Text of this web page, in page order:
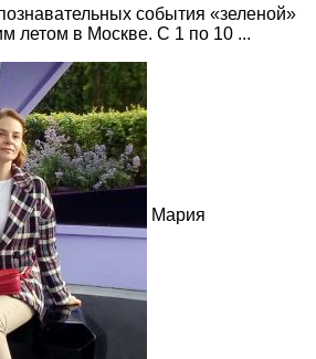
события «зеленой»
летом в Москве. С 1 по 10 ...
Мария